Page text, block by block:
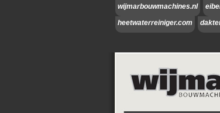
wijmarbouwmachines.nl
heetwaterreiniger.com